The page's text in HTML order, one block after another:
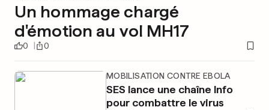
Un hommage chargé
d'émotion au vol MH17
0 0
MOBILISATION CONTRE EBOLA
SES lance une chaîne Info
pour combattre le virus